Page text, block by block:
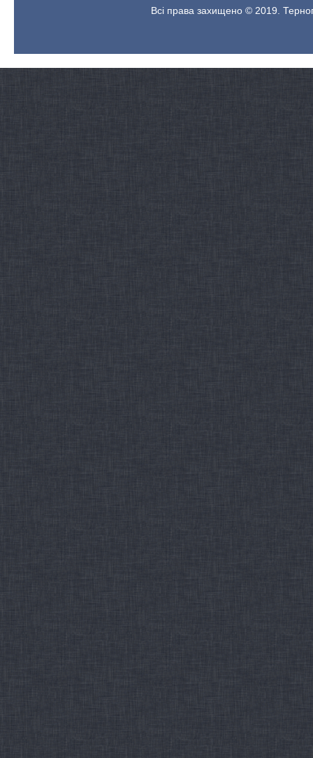
Всі права захищено © 2019.